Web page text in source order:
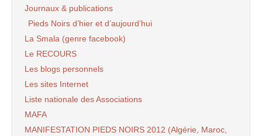
Journaux & publications
Pieds Noirs d’hier et d’aujourd’hui
La Smala (genre facebook)
Le RECOURS
Les blogs personnels
Les sites Internet
Liste nationale des Associations
MAFA
MANIFESTATION PIEDS NOIRS 2012 (Algérie, Maroc,